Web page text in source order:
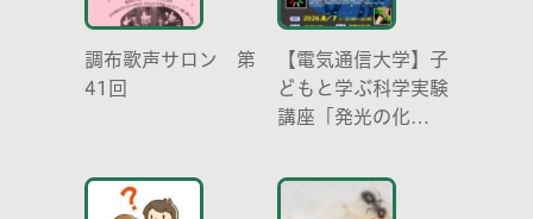
調布歌声サロン 第
41回
【電気通信大学】子
どもと学ぶ科学実験
講座「発光の化
い光-」